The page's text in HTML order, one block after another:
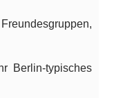
Berlin-typisches